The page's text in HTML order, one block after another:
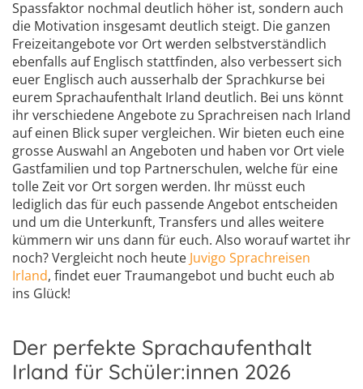
Spassfaktor nochmal deutlich höher ist, sondern auch
die Motivation insgesamt deutlich steigt. Die ganzen
Freizeitangebote vor Ort werden selbstverständlich
ebenfalls auf Englisch stattfinden, also verbessert sich
euer Englisch auch ausserhalb der Sprachkurse bei
eurem Sprachaufenthalt Irland deutlich. Bei uns könnt
ihr verschiedene Angebote zu Sprachreisen nach Irland
auf einen Blick super vergleichen. Wir bieten euch eine
grosse Auswahl an Angeboten und haben vor Ort viele
Gastfamilien und top Partnerschulen, welche für eine
tolle Zeit vor Ort sorgen werden. Ihr müsst euch
lediglich das für euch passende Angebot entscheiden
und um die Unterkunft, Transfers und alles weitere
kümmern wir uns dann für euch. Also worauf wartet ihr
noch? Vergleicht noch heute Juvigo Sprachreisen
Irland, findet euer Traumangebot und bucht euch ab
ins Glück!
Der perfekte Sprachaufenthalt
Irland für Schüler:innen 2026